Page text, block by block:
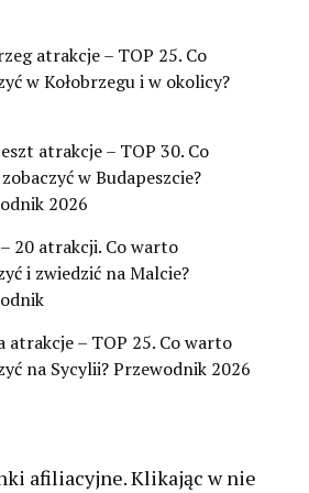
atrakcje – TOP 25. Co
w Kołobrzegu i w okolicy?
atrakcje – TOP 30. Co
w Budapeszcie?
2026
20 atrakcji. Co warto
i zwiedzić na Malcie?
atrakcje – TOP 25. Co warto
na Sycylii? Przewodnik 2026
afiliacyjne. Klikając w nie